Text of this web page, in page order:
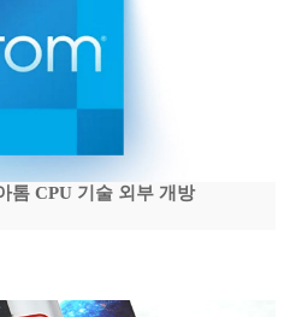
톰 CPU 기술 외부 개방